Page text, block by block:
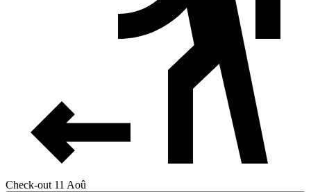
Check-out 11 Aoû